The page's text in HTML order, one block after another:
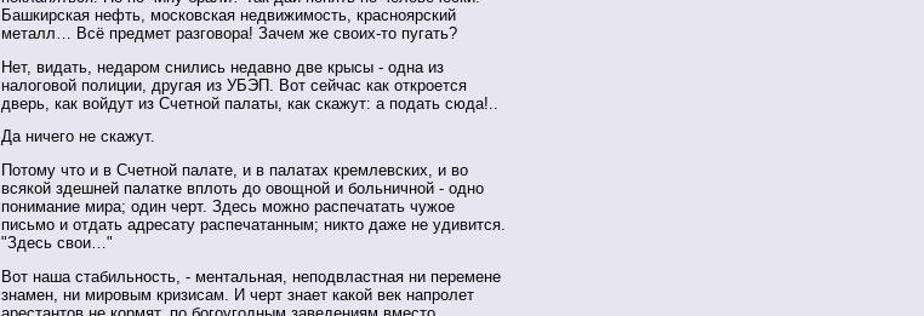
Башкирская нефть, московская недвижимость, красноярский
металл… Всё предмет разговора! Зачем же своих-то пугать?
Нет, видать, недаром снились недавно две крысы - одна из
налоговой полиции, другая из УБЭП. Вот сейчас как откроется
дверь, как войдут из Счетной палаты, как скажут: а подать сюда!..
Да ничего не скажут.
Потому что и в Счетной палате, и в палатах кремлевских, и во
всякой здешней палатке вплоть до овощной и больничной - одно
понимание мира; один черт. Здесь можно распечатать чужое
письмо и отдать адресату распечатанным; никто даже не удивится.
"Здесь свои…"
Вот наша стабильность, - ментальная, неподвластная ни перемене
знамен, ни мировым кризисам. И черт знает какой век напролет